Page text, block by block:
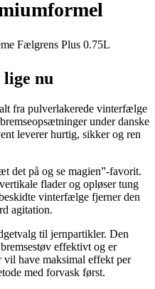
lige nu
fra pulverlakerede vinterfælge
under danske
leverer hurtig, sikker og ren
det på og se magien”-favorit.
flader og opløser tung
vinterfælge fjerner den
agitation.
til jernpartikler. Den
effektivt og er
have maksimal effekt per
med forvask først.